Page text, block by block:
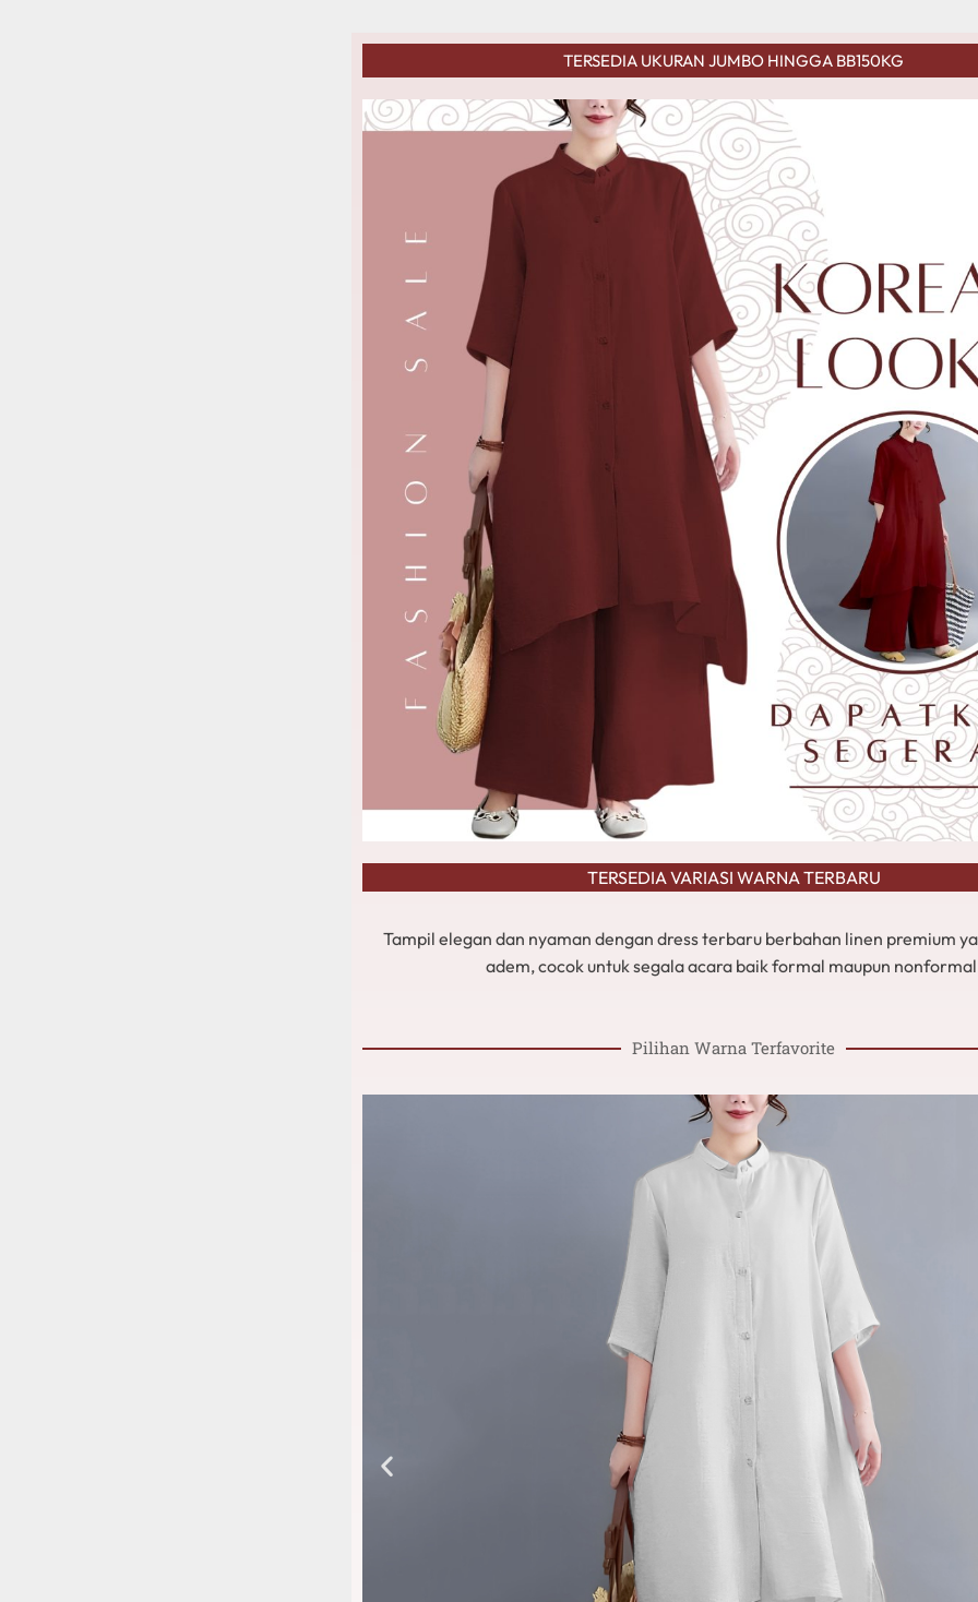
TERSEDIA UKURAN JUMBO HINGGA BB150KG
TERSEDIA VARIASI WARNA TERBARU
Tampil elegan dan nyaman dengan dress terbaru berbahan linen premium
adem, cocok untuk segala acara baik formal maupun
Pilihan Warna Terfavorite